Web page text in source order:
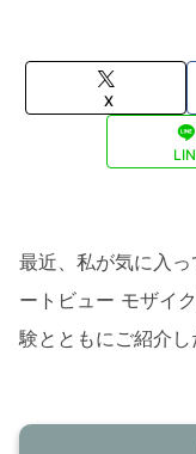
X
最近、私が気に入
ートビュー モザイ
験とともにご紹介し